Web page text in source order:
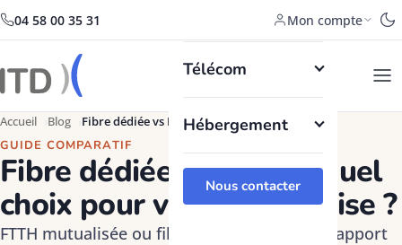
04 58 00 35 31 Mon compte
Informatique
Télécom
Hébergement
Nous contacter
Accueil Blog
Fibre dédiée vs FTTH
GUIDE COMPARATIF
Fibre dédiée ou FTTH : quel
choix pour votre entreprise ?
FTTH mutualisée ou fibre dédiée FTTO : un rapport